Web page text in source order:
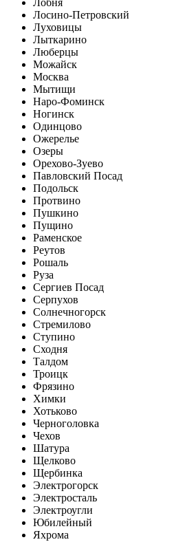
Лобня
Лосино-Петровский
Луховицы
Лыткарино
Люберцы
Можайск
Москва
Мытищи
Наро-Фоминск
Ногинск
Одинцово
Ожерелье
Озеры
Орехово-Зуево
Павловский Посад
Подольск
Протвино
Пушкино
Пущино
Раменское
Реутов
Рошаль
Руза
Сергиев Посад
Серпухов
Солнечногорск
Стремилово
Ступино
Сходня
Талдом
Троицк
Фрязино
Химки
Хотьково
Черноголовка
Чехов
Шатура
Щелково
Щербинка
Электрогорск
Электросталь
Электроугли
Юбилейный
Яхрома